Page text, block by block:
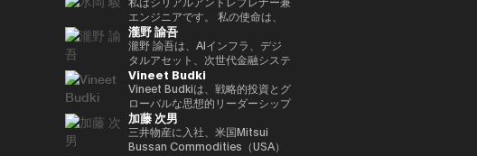
両領域における豊富な経験を有す
る。 INSEADにてMBAを取得。
南山大学総合政策学部卒業。
おけるLitecoinの機関投資家向
け、規制当局、政府との関係構築
およびプレゼンス拡大を担ってい
ます。また、カンファレンスやサ
ミット、メディアでLitecoinを代
表し、Proof-of-Work Summit、
AusCrypto、Blockchain
Centre、Litecoin Summitでの
基調講演に加え、CIS、
Token2049などでのファイアサ
際投資家や機関投資家を支援して
います。 ハムゼは、国際金融お
よびクロスボーダー取引において
15年以上の経験を持ち、グロー
バルな資本展開や戦略的投資イニ
シアティブに関わるプライベート
投資家、ファミリーオフィス、機
関投資家と密接に連携していま
す。 彼の取り組みは、伝統的な
資本市場と新たなデジタルインフ
市場ネットワーク拡大を主導し、
金融機関、銀行、エンタープライ
ズ企業と密接に連携しながら、ブ
ロックチェーンの社会実装と普及
を推進しました。 キャリア初期
には、JPモルガンおよびS&P
Globalに在籍し、シンガポール
およびロンドンを拠点に、コーポ
レートバンキングおよびコモディ
ティ市場における専門性を培いま
た。Tonyさんは、北アジア諸国
での大規模なバイアウト取引に重
点を置き、テクノロジー、金融サ
ービス、消費者向けセクターなど
で複数の取引を完了し、合計取引
額は10億ドルを超えています。
ーションを構築・拡張する開発者
の支援に注力しています。 C²
Ventures設立以前は、Huobi
Groupの副社長を務め、グロー
バル事業開発、グローバルマーケ
ット、機関投資家部門、パートナ
ーシップ、ブロックチェーンプロ
ジェクトの上場、インキュベーシ
ョンおよび投資部門を統括してい
ました。 Ciaraはブロックチェー
エンジニアです。 私の使命は、
革新的なWeb3ビジネスを創出・
実践し、より良い社会に貢献する
ことです。 日本発のグローバル
に認知される企業を築き、私の取
り組みを通じてイノベーションと
社会的インパクトを生み出してい
きたいと考えています。
瀧野 諭吾
瀧野 諭吾は、AIインフラ、デジ
タルアセット、次世代金融システ
ムの融合領域に注力するテクノロ
ジー起業家です。2025年6月、株
式会社イオレ（東証：2334）の
代表取締役社長兼CEOに就任し
ました。現在、同社はAIコンピュ
ートインフラとクリプトネイティ
Vineet Budki
Vineet Budkiは、戦略的投資とグ
ローバルな思想的リーダーシップ
を通じて Web3 分野の成長を牽
引する、業界を代表する人物であ
る。 1億ドル規模の暗号資産特化
加藤 次男
三井物産に入社、米国Mitsui
Bussan Commodities（USA）